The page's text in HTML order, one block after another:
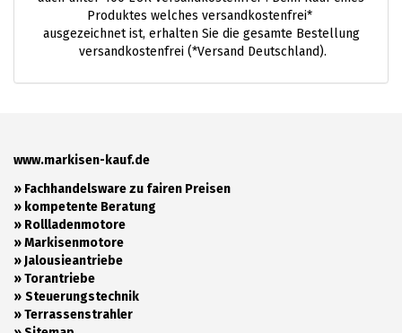
Produktes welches versandkostenfrei*
ausgezeichnet ist, erhalten Sie die gesamte Bestellung
versandkostenfrei (*Versand Deutschland).
www.markisen-kauf.de
» Fachhandelsware zu fairen Preisen
» kompetente Beratung
» Rollladenmotore
»Markisenmotore
»Jalousieantriebe
»Torantriebe
» Steuerungstechnik
»Terrassenstrahler